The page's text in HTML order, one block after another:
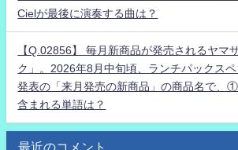
Cielが最後に演奏する曲は？
【Q.02856】 毎月新商品が発売されるヤマ
ク」。2026年8月中旬頃、ランチパックス
発表の「来月発売の新商品」の商品名で、
含まれる単語は？
最近のコメント